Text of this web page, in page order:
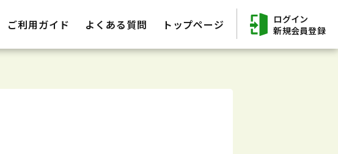
ご利用ガイド よくある質問 トップページ
ログイン
新規会員登録